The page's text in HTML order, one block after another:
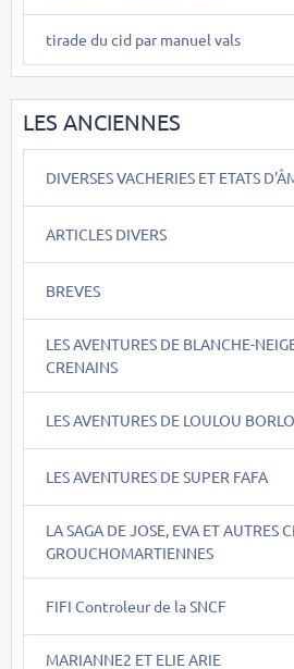
tirade du cid par manuel vals
LES ANCIENNES
DIVERSES VACHERIES ET ETATS
ARTICLES DIVERS
BREVES
LES AVENTURES DE BLANCHE-
CRENAINS
LES AVENTURES DE LOULOU
LES AVENTURES DE SUPER FAFA
LA SAGA DE JOSE, EVA ET AUTRES
GROUCHOMARTIENNES
FIFI Controleur de la SNCF
MARIANNE2 ET ELIE ARIE